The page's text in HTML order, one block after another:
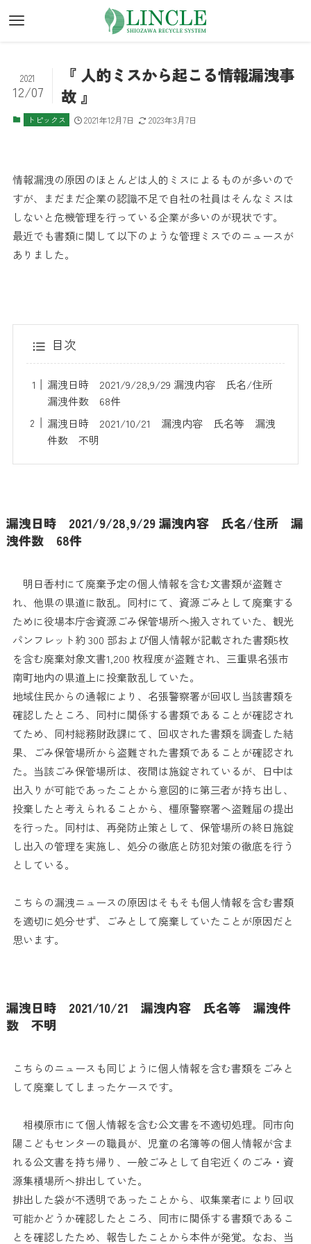
『 人的ミスから起こる情報漏洩事
故 』
2021
12/07
トピックス 2021年12月7日 2023年3月7日
情報漏洩の原因のほとんどは人的ミスによるものが多いので
すが、まだまだ企業の認識不足で自社の社員はそんなミスは
しないと危機管理を行っている企業が多いのが現状です。
最近でも書類に関して以下のような管理ミスでのニュースが
ありました。
目次
漏洩日時 2021/9/28,9/29 漏洩内容 氏名/住所
漏洩件数 68件
漏洩日時 2021/10/21 漏洩内容 氏名等 漏洩
件数 不明
漏洩日時 2021/9/28,9/29 漏洩内容 氏名/住所 漏
洩件数 68件
明日香村にて廃棄予定の個人情報を含む文書類が盗難さ
れ、他県の県道に散乱。同村にて、資源ごみとして廃棄する
ために役場本庁舎資源ごみ保管場所へ搬入されていた、観光
パンフレット約 300 部および個人情報が記載された書類5枚
を含む廃棄対象文書1,200 枚程度が盗難され、三重県名張市
南町地内の県道上に投棄散乱していた。
地域住民からの通報により、名張警察署が回収し当該書類を
確認したところ、同村に関係する書類であることが確認され
てため、同村総務財政課にて、回収された書類を調査した結
果、ごみ保管場所から盗難された書類であることが確認され
た。当該ごみ保管場所は、夜間は施錠されているが、日中は
出入りが可能であったことから意図的に第三者が持ち出し、
投棄したと考えられることから、橿原警察署へ盗難届の提出
を行った。同村は、再発防止策として、保管場所の終日施錠
し出入の管理を実施し、処分の徹底と防犯対策の徹底を行う
としている。
こちらの漏洩ニュースの原因はそもそも個人情報を含む書類
を適切に処分せず、ごみとして廃棄していたことが原因だと
思います。
漏洩日時 2021/10/21 漏洩内容 氏名等 漏洩件
数 不明
こちらのニュースも同じように個人情報を含む書類をごみと
して廃棄してしまったケースです。
相模原市にて個人情報を含む公文書を不適切処理。同市向
陽こどもセンターの職員が、児童の名簿等の個人情報が含ま
れる公文書を持ち帰り、一般ごみとして自宅近くのごみ・資
源集積場所へ排出していた。
排出した袋が不透明であったことから、収集業者により回収
可能かどうか確認したところ、同市に関係する書類であるこ
とを確認したため、報告したことから本件が発覚。なお、当